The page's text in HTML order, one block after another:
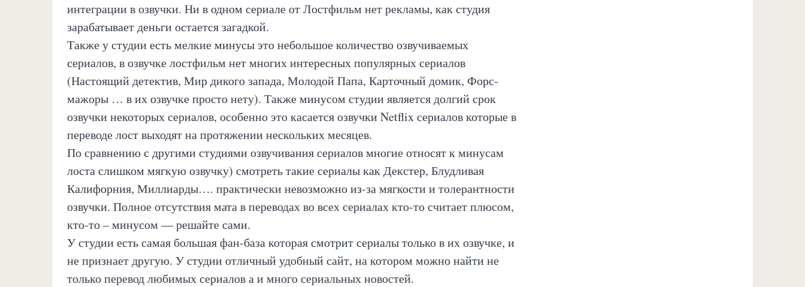
интеграции в озвучки. Ни в одном сериале от Лостфильм нет рекламы, как студия
зарабатывает деньги остается загадкой.
Также у студии есть мелкие минусы это небольшое количество озвучиваемых
сериалов, в озвучке лостфильм нет многих интересных популярных сериалов
(Настоящий детектив, Мир дикого запада, Молодой Папа, Карточный домик, Форс-
мажоры … в их озвучке просто нету). Также минусом студии является долгий срок
озвучки некоторых сериалов, особенно это касается озвучки Netflix сериалов которые в
переводе лост выходят на протяжении нескольких месяцев.
По сравнению с другими студиями озвучивания сериалов многие относят к минусам
лоста слишком мягкую озвучку) смотреть такие сериалы как Декстер, Блудливая
Калифорния, Миллиарды…. практически невозможно из-за мягкости и толерантности
озвучки. Полное отсутствия мата в переводах во всех сериалах кто-то считает плюсом,
кто-то – минусом — решайте сами.
У студии есть самая большая фан-база которая смотрит сериалы только в их озвучке, и
не признает другую. У студии отличный удобный сайт, на котором можно найти не
только перевод любимых сериалов а и много сериальных новостей.